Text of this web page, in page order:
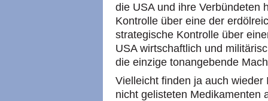
die USA und ihre Verbündeten
Kontrolle über eine der
strategische Kontrolle über
USA wirtschaftlich und
die einzige tonangebende
Vielleicht finden ja auch
nicht gelisteten Medikamenten